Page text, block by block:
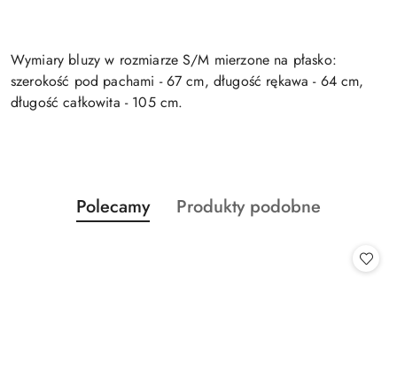
Wymiary bluzy w rozmiarze S/M mierzone na płasko:
szerokość pod pachami - 67 cm, długość rękawa - 64 cm,
długość całkowita - 105 cm.
Pomiń karuzelę produktów
Produkty
o
Polecamy
Produkty
Produkty podobne